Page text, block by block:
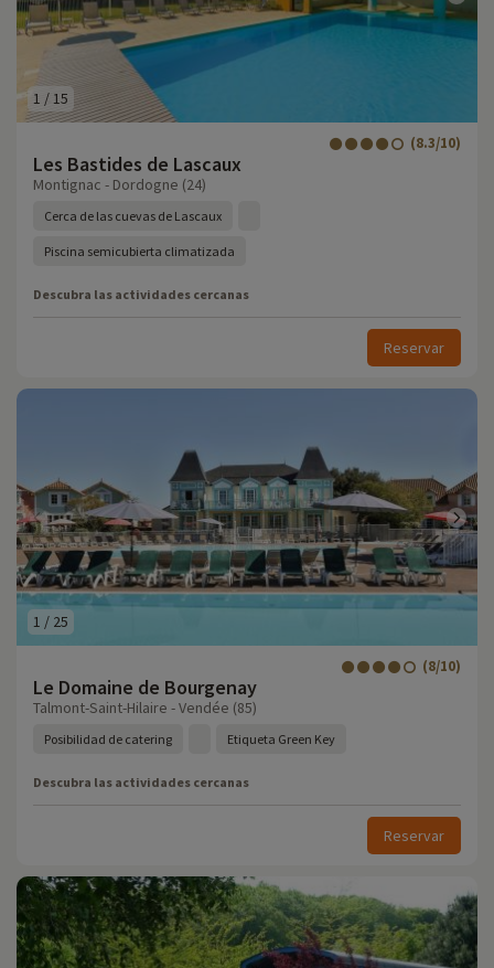
1 / 15
Les Bastides de Lascaux
(8.3/10)
Montignac - Dordogne (24)
Cerca de las cuevas de Lascaux
Piscina semicubierta climatizada
Descubra las actividades cercanas
Reservar
1 / 25
Le Domaine de Bourgenay
(8/10)
Talmont-Saint-Hilaire - Vendée (85)
Posibilidad de catering Etiqueta Green Key
Descubra las actividades cercanas
Reservar